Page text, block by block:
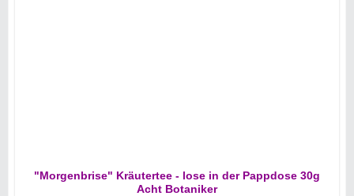
"Morgenbrise" Kräutertee - lose in der Pappdose 30g
Acht Botaniker